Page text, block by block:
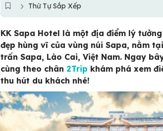
Thứ Tự Sắp Xếp
KK Sapa Hotel là một địa điểm lý
đẹp hùng vĩ của vùng núi Sapa, nằm
trấn Sapa, Lào Cai, Việt Nam. Ngay
cùng theo chân 2Trip khám phá xem
thu hút du khách nhé!